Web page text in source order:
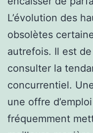
L’évolution des
obsolètes
autrefois. Il est
consulter la
concurrentiel.
une offre
fréquemment